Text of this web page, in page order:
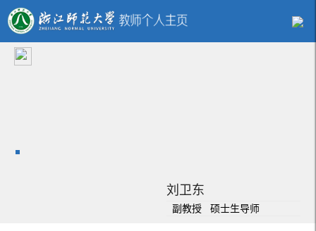
刘卫东
副教授 硕士生导师